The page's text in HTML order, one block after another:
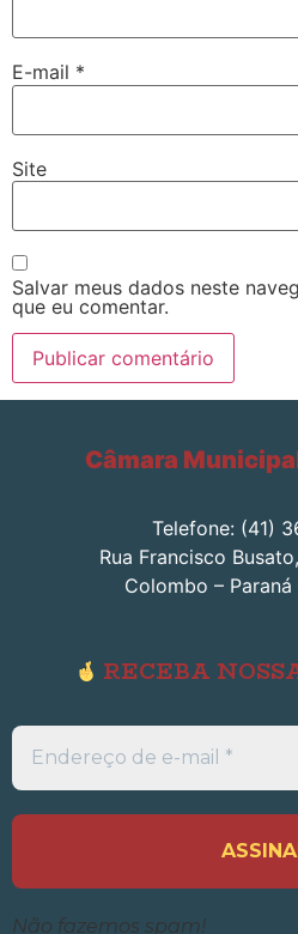
E-mail *
Site
Salvar meus dados neste
que eu comentar.
Câmara
Telefone: (41)
Rua Francisco
Colombo –
RECEBA
Endereço
de
e-
*
Não fazemos spam!